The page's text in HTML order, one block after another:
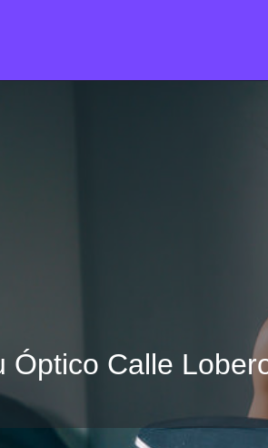
Óptico Calle